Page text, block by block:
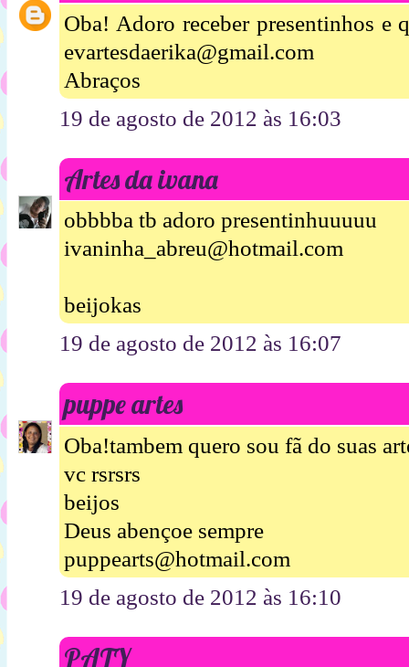
Oba! Adoro receber presentinhos e
evartesdaerika@gmail.com
Abraços
19 de agosto de 2012 às 16:03
Artes da ivana
obbbba tb adoro presentinhuuuuu
ivaninha_abreu@hotmail.com
beijokas
19 de agosto de 2012 às 16:07
puppe artes
Oba!tambem quero sou fã do suas
vc rsrsrs
beijos
Deus abençoe sempre
puppearts@hotmail.com
19 de agosto de 2012 às 16:10
PATY